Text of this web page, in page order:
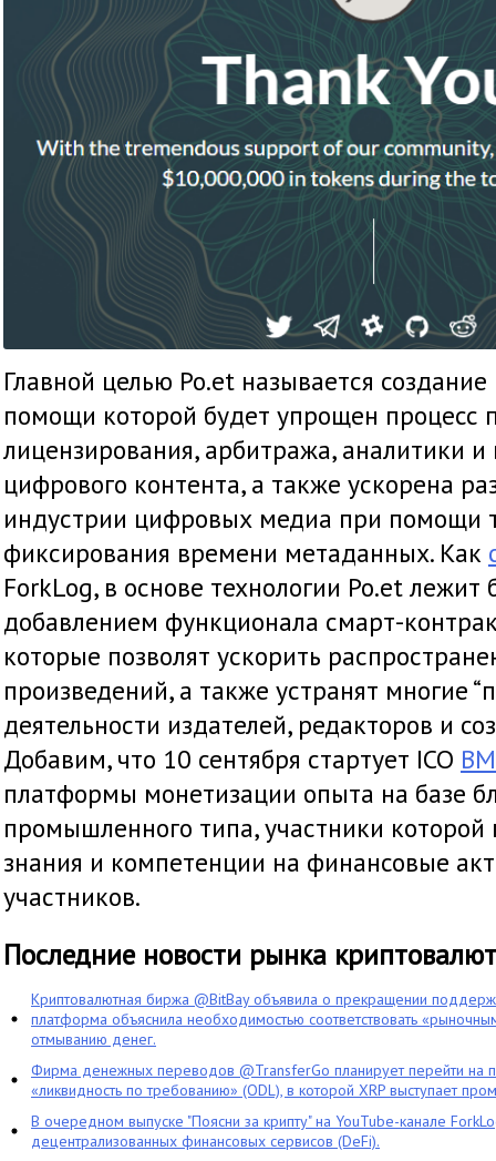
Главной целью Po.et называется
помощи которой будет упрощен процесс
лицензирования, арбитража, аналитики
цифрового контента, а также ускорена
индустрии цифровых медиа при помощи
фиксирования времени метаданных. Как
ForkLog, в основе технологии Po.et лежит
добавлением функционала смарт-
которые позволят ускорить
произведений, а также устранят многие
деятельности издателей, редакторов и
Добавим, что 10 сентября стартует ICO
платформы монетизации опыта на базе
промышленного типа, участники которой
знания и компетенции на финансовые
участников.
Последние новости рынка криптовалют
Криптовалютная биржа @BitBay объявила о прекращении
платформа объяснила необходимостью соответствовать
отмыванию денег.
Фирма денежных переводов @TransferGo планирует перейти на
«ликвидность по требованию» (ODL), в которой XRP выступает
В очередном выпуске "Поясни за крипту" на YouTube-канале
децентрализованных финансовых сервисов (DeFi).